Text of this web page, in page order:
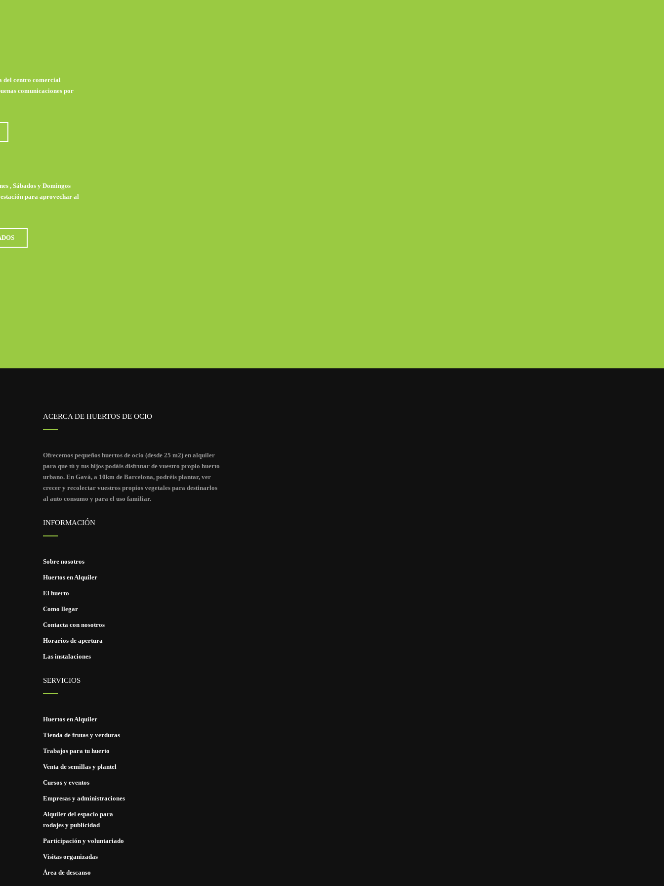
del centro comercial
comunicaciones por
, Sábados y Domingos
para aprovechar al
ACERCA DE HUERTOS DE OCIO
Ofrecemos pequeños huertos de ocio (desde 25 m2) en alquiler
para que tú y tus hijos podáis disfrutar de vuestro propio huerto
urbano. En Gavá, a 10km de Barcelona, podréis plantar, ver
crecer y recolectar vuestros propios vegetales para destinarlos
al auto consumo y para el uso familiar.
INFORMACIÓN
Sobre nosotros
Huertos en Alquiler
El huerto
Como llegar
Contacta con nosotros
Horarios de apertura
Las instalaciones
SERVICIOS
Huertos en Alquiler
Tienda de frutas y verduras
Trabajos para tu huerto
Venta de semillas y plantel
Cursos y eventos
Empresas y administraciones
Alquiler del espacio para
rodajes y publicidad
Participación y voluntariado
Visitas organizadas
Área de descanso